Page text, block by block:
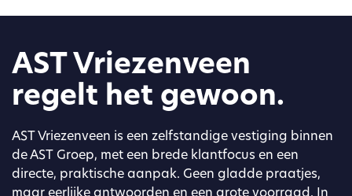
AST Vriezenveen
regelt het gewoon.
AST Vriezenveen is een zelfstandige vestiging binnen
de AST Groep, met een brede klantfocus en een
directe, praktische aanpak. Geen gladde praatjes,
maar eerlijke antwoorden en een grote voorraad. In